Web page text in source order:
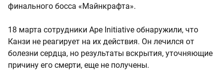
финального босса «Майнкрафта».
18 марта сотрудники Ape Initiative обнаружили, что
Канзи не реагирует на их действия. Он лечился от
болезни сердца, но результаты вскрытия, уточняющие
причину его смерти, еще не получены.